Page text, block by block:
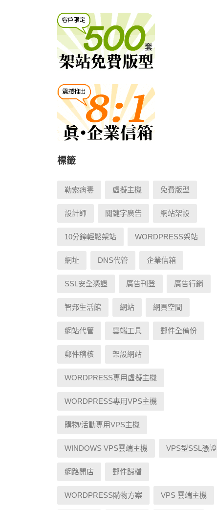
標籤
勒索病毒 虛擬主機 免費版型
設計師 關鍵字廣告 網站架設
10分鐘輕鬆架站 WORDPRESS架站
網址 DNS代管 企業信箱
SSL安全憑證 廣告刊登 廣告行銷
智邦生活館 網站 網頁空間
網站代管 雲端工具 郵件全備份
郵件稽核 架設網站
WORDPRESS專用虛擬主機
WORDPRESS專用VPS主機
購物/活動專用VPS主機
WINDOWS VPS雲端主機 VPS型SSL憑證
網路開店 郵件歸檔
WORDPRESS購物方案 VPS 雲端主機